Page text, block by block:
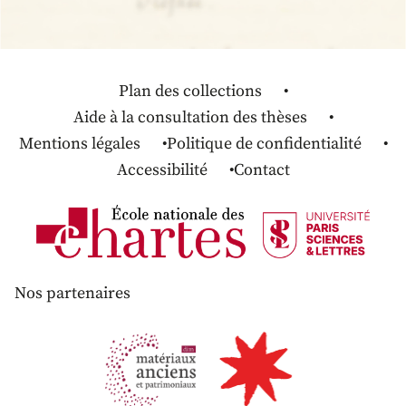
Plan des collections
Aide à la consultation des thèses
Mentions légales
Politique de confidentialité
Accessibilité
Contact
Nos partenaires